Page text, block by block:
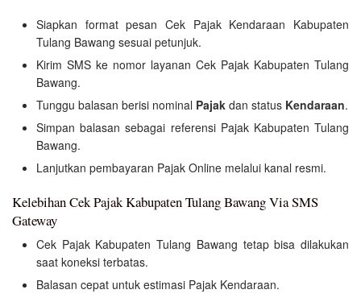
Siapkan format pesan Cek Pajak Kendaraan Kabupaten
Tulang Bawang sesuai petunjuk.
Kirim SMS ke nomor layanan Cek Pajak Kabupaten Tulang
Bawang.
Tunggu balasan berisi nominal Pajak dan status Kendaraan.
Simpan balasan sebagai referensi Pajak Kabupaten Tulang
Bawang.
Lanjutkan pembayaran Pajak Online melalui kanal resmi.
Kelebihan Cek Pajak Kabupaten Tulang Bawang Via SMS
Gateway
Cek Pajak Kabupaten Tulang Bawang tetap bisa dilakukan
saat koneksi terbatas.
Balasan cepat untuk estimasi Pajak Kendaraan.